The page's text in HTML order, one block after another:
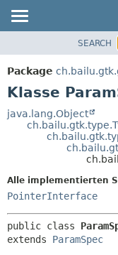
PACKAGE
KLASSE
VERALTET
SEARCH
Package
Klasse
java.lang.Object
Alle implementierten
PointerInterface
public class
extends ParamSpec